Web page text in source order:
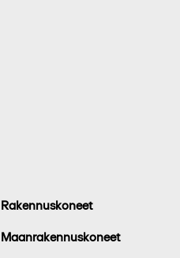
Rakennuskoneet
Maanrakennuskoneet